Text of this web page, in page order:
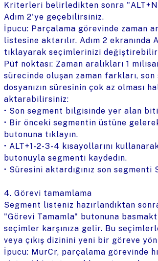
Kriterleri belirledikten sonra
Adım 2'ye geçebilirsiniz.
İpucu: Parçalama görevinde zaman
listesine aktarılır. Adım 2 ekranında
tıklayarak seçimlerinizi
Püf noktası: Zaman aralıkları 1
sürecinde oluşan zaman farkları, son
dosyanızın süresinin çok az olması
aktarabilirsiniz:
• Son segment bilgisinde yer alan
• Bir önceki segmentin üstüne
butonuna tıklayın.
• ALT+1-2-3-4 kısayollarını
butonuyla segmenti kaydedin.
• Süresini aktardığınız son
4. Görevi tamamlama
Segment listeniz hazırlandıktan
"Görevi Tamamla" butonuna
seçimler karşınıza gelir. Bu
veya çıkış dizinini yeni bir göreve
İpucu: MurCr, parçalama görevinde